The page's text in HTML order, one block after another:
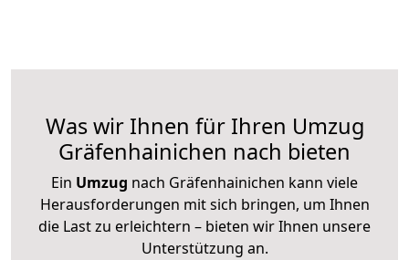
Was wir Ihnen für Ihren Umzug
Gräfenhainichen nach bieten
Ein Umzug nach Gräfenhainichen kann viele
Herausforderungen mit sich bringen, um Ihnen
die Last zu erleichtern – bieten wir Ihnen unsere
Unterstützung an.